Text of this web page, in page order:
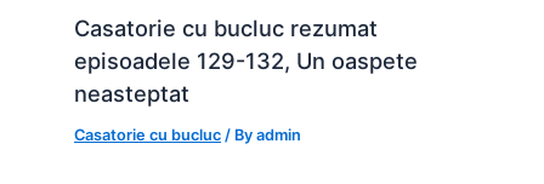
Casatorie cu bucluc rezumat
episoadele 129-132, Un oaspete
neasteptat
Casatorie cu bucluc / Byadmin